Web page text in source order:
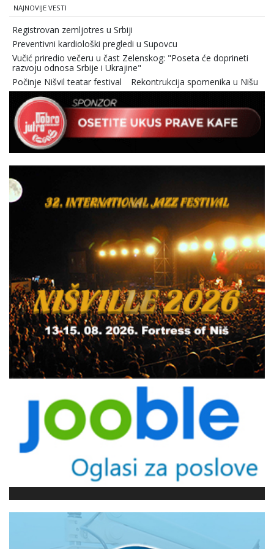
NAJNOVIJE VESTI
Registrovan zemljotres u Srbiji
Preventivni kardiološki pregledi u Supovcu
Vučić priredio večeru u čast Zelenskog: "Poseta će doprineti
razvoju odnosa Srbije i Ukrajine"
Počinje Nišvil teatar festival
Rekontrukcija spomenika u Nišu